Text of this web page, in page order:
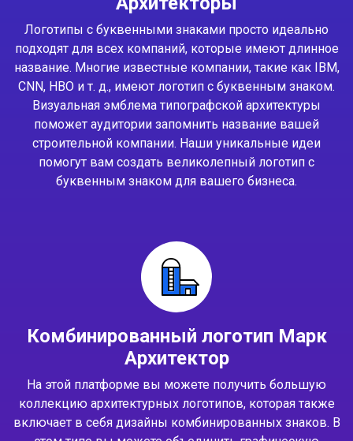
Логотипы с буквенными знаками просто идеально
подходят для всех компаний, которые имеют длинное
название. Многие известные компании, такие как IBM,
CNN, HBO и т. д., имеют логотип с буквенным знаком.
Визуальная эмблема типографской архитектуры
поможет аудитории запомнить название вашей
строительной компании. Наши уникальные идеи
помогут вам создать великолепный логотип с
буквенным знаком для вашего бизнеса.
Комбинированный логотип Марк
Архитектор
На этой платформе вы можете получить большую
коллекцию архитектурных логотипов, которая также
включает в себя дизайны комбинированных знаков. В